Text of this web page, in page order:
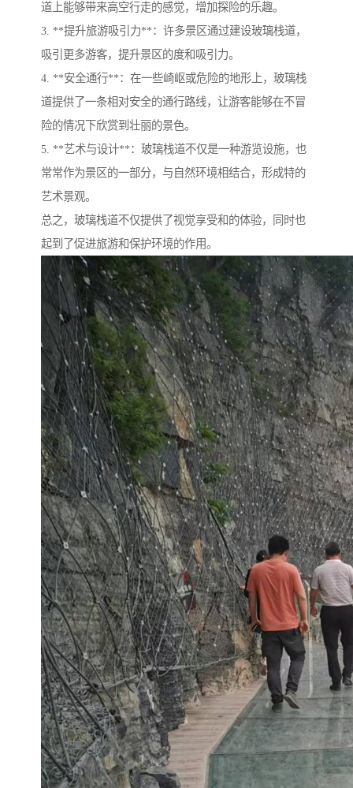
道上能够带来高空行走的感觉，增加探险的乐趣。
3. **提升旅游吸引力**：许多景区通过建设玻璃栈道，
吸引更多游客，提升景区的度和吸引力。
4. **安全通行**：在一些崎岖或危险的地形上，玻璃栈
道提供了一条相对安全的通行路线，让游客能够在不冒
险的情况下欣赏到壮丽的景色。
5. **艺术与设计**：玻璃栈道不仅是一种游览设施，也
常常作为景区的一部分，与自然环境相结合，形成特的
艺术景观。
总之，玻璃栈道不仅提供了视觉享受和的体验，同时也
起到了促进旅游和保护环境的作用。